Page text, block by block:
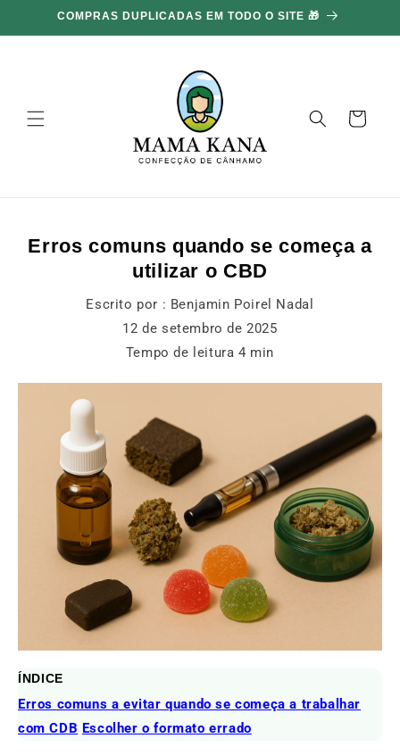
ir para o
conteúdo
COMPRAS DUPLICADAS EM TODO O SITE 🎁
Carrinho
Erros comuns quando se começa a
utilizar o CBD
Escrito por : Benjamin Poirel Nadal
12 de setembro de 2025
Tempo de leitura4 min
ÍNDICE
Erros comuns a evitar quando se começa a trabalhar
com CDB Escolher o formato errado